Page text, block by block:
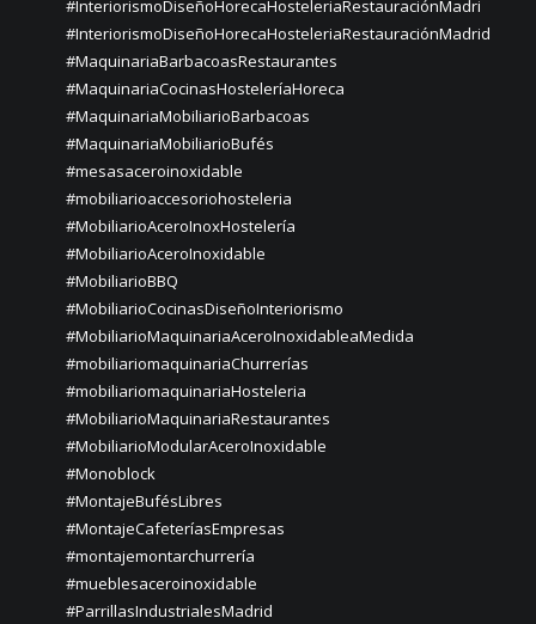
#InteriorismoDiseñoHorecaHosteleriaRestauraciónMadri
#InteriorismoDiseñoHorecaHosteleriaRestauraciónMadrid
#MaquinariaBarbacoasRestaurantes
#MaquinariaCocinasHosteleríaHoreca
#MaquinariaMobiliarioBarbacoas
#MaquinariaMobiliarioBufés
#mesasaceroinoxidable
#mobiliarioaccesoriohosteleria
#MobiliarioAceroInoxHostelería
#MobiliarioAceroInoxidable
#MobiliarioBBQ
#MobiliarioCocinasDiseñoInteriorismo
#MobiliarioMaquinariaAceroInoxidableaMedida
#mobiliariomaquinariaChurrerías
#mobiliariomaquinariaHosteleria
#MobiliarioMaquinariaRestaurantes
#MobiliarioModularAceroInoxidable
#Monoblock
#MontajeBufésLibres
#MontajeCafeteríasEmpresas
#montajemontarchurrería
#mueblesaceroinoxidable
#ParrillasIndustrialesMadrid